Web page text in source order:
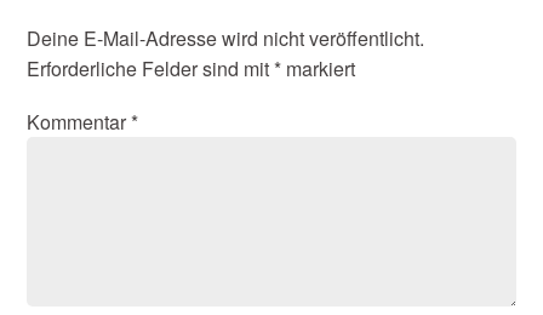
Deine E-Mail-Adresse wird nicht veröffentlicht.
Erforderliche Felder sind mit * markiert
Kommentar *